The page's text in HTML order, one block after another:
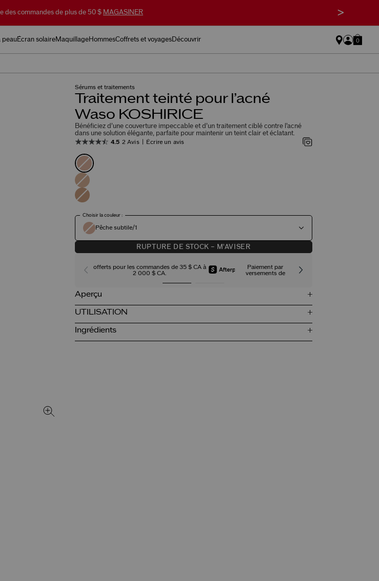
des commandes de plus de 50 $ MAGASINER >
peauÉcran solaireMaquillageHommesCoffrets et voyagesDécouvrir 0
Sérums et traitements
Traitement teinté pour l’acné
Waso KOSHIRICE
Bénéficiez d’une couverture impeccable et d’un traitement ciblé contre l’acné
dans une solution élégante, parfaite pour maintenir un teint clair et éclatant.
4.5 2 Avis Écrire un avis
Choisir la couleur :
Pêche subtile/1
RUPTURE DE STOCK – M'AVISER
Paiement par
versements de
offerts pour les commandes de 35 $ CA à
2 000 $ CA.
Aperçu
UTILISATION
Ingrédients